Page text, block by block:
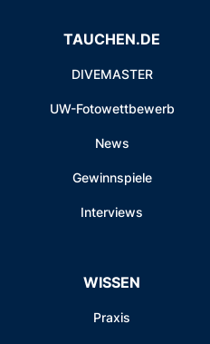
TAUCHEN.DE
DIVEMASTER
UW-Fotowettbewerb
News
Gewinnspiele
Interviews
WISSEN
Praxis